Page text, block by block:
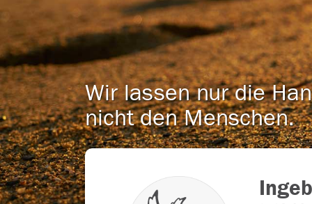
Wir lassen nur die
nicht den Menschen.